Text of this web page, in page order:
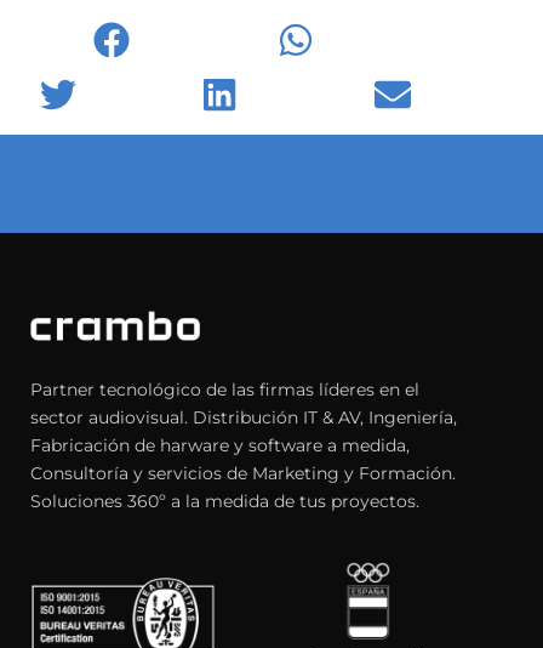
Partner tecnológico de las firmas líderes en el
sector audiovisual. Distribución IT & AV, Ingeniería,
Fabricación de harware y software a medida,
Consultoría y servicios de Marketing y Formación.
Soluciones 360º a la medida de tus proyectos.